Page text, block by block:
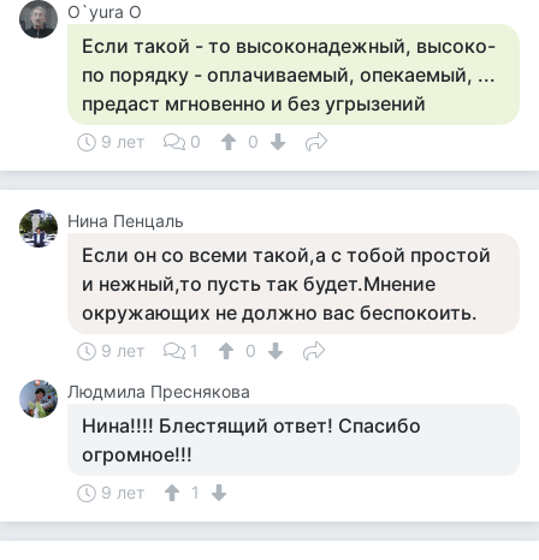
O`yura O
Если такой - то высоконадежный, высоко-
по порядку - оплачиваемый, опекаемый, ...
предаст мгновенно и без угрызений
9 лет 0 0
Нина Пенцаль
Если он со всеми такой,а с тобой простой
и нежный,то пусть так будет.Мнение
окружающих не должно вас беспокоить.
9 лет 1
0
Людмила Преснякова
Нина!!!! Блестящий ответ! Спасибо
огромное!!!
9 лет 1